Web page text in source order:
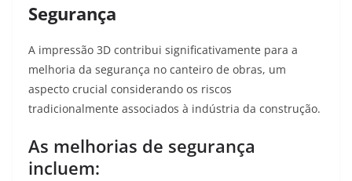
Segurança
A impressão 3D contribui significativamente para a
melhoria da segurança no canteiro de obras, um
aspecto crucial considerando os riscos
tradicionalmente associados à indústria da construção.
As melhorias de segurança
incluem: